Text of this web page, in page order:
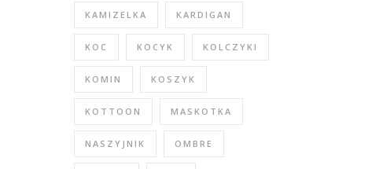
KAMIZELKA KARDIGAN
KOC KOCYK KOLCZYKI
KOMIN KOSZYK
KOTTOON MASKOTKA
NASZYJNIK OMBRE